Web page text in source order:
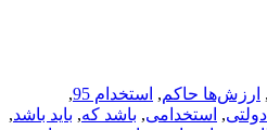
, ارزش‌ها حاکم, استخدام 95
,
, استخدامی, باشد که, باید باشد,